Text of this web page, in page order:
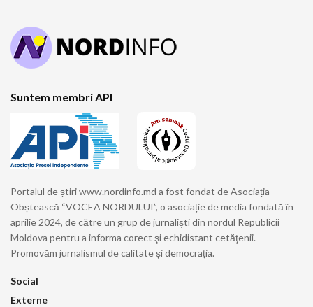
Suntem membri API
Portalul de știri www.nordinfo.md a fost fondat de Asociația
Obștească “VOCEA NORDULUI”, o asociație de media fondată în
aprilie 2024, de către un grup de jurnaliști din nordul Republicii
Moldova pentru a informa corect şi echidistant cetăţenii.
Promovăm jurnalismul de calitate și democraţia.
Social
Externe